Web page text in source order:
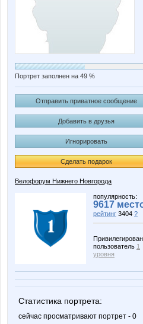
Портрет заполнен на 49 %
Отправить приватное сообщение
Добавить в друзья
Игнорировать
Сделать подарок
Велофорум Нижнего Новгорода
популярность:
9617
рейтинг 3404 ?
пользователь 1
уровня
Статистика портрета:
сейчас просматривают портрет - 0